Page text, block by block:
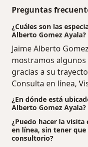
Preguntas
¿Cuáles son las
Alberto Gomez Ayala?
Jaime Alberto
mostramos
gracias a su
Consulta en línea,
¿En dónde está
Alberto Gomez Ayala?
¿Puedo hacer la visita
en línea, sin tener
consultorio?